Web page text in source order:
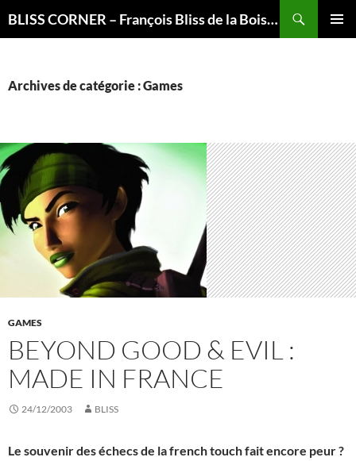
BLISS CORNER – François Bliss de la Boissière is here
Archives de catégorie : Games
GAMES
BEYOND GOOD & EVIL :
MADE IN FRANCE
24/12/2003 BLISS
Le souvenir des échecs de la french touch fait encore peur ?